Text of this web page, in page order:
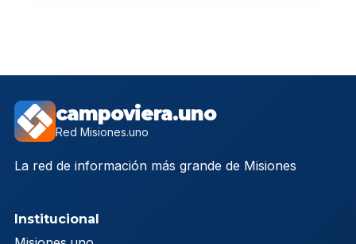
campoviera.uno
Red Misiones.uno
La red de información más grande de Misiones
Institucional